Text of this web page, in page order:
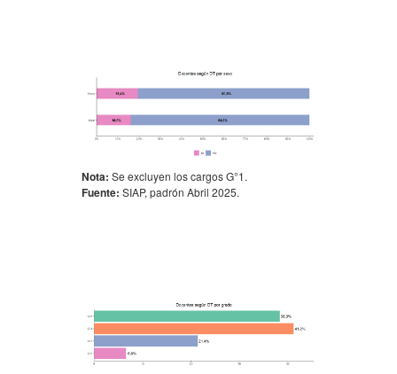
Nota: Se excluyen los cargos G°1.
Fuente: SIAP, padrón Abril 2025.